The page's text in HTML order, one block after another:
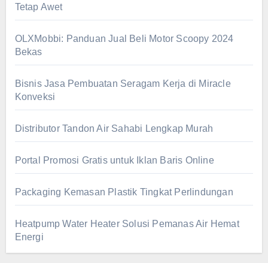
Tetap Awet
OLXMobbi: Panduan Jual Beli Motor Scoopy 2024
Bekas
Bisnis Jasa Pembuatan Seragam Kerja di Miracle
Konveksi
Distributor Tandon Air Sahabi Lengkap Murah
Portal Promosi Gratis untuk Iklan Baris Online
Packaging Kemasan Plastik Tingkat Perlindungan
Heatpump Water Heater Solusi Pemanas Air Hemat
Energi